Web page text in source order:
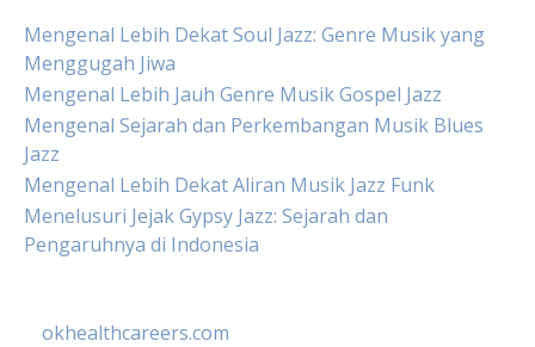
Mengenal Lebih Dekat Soul Jazz: Genre Musik yang
Menggugah Jiwa
Mengenal Lebih Jauh Genre Musik Gospel Jazz
Mengenal Sejarah dan Perkembangan Musik Blues
Jazz
Mengenal Lebih Dekat Aliran Musik Jazz Funk
Menelusuri Jejak Gypsy Jazz: Sejarah dan
Pengaruhnya di Indonesia
okhealthcareers.com